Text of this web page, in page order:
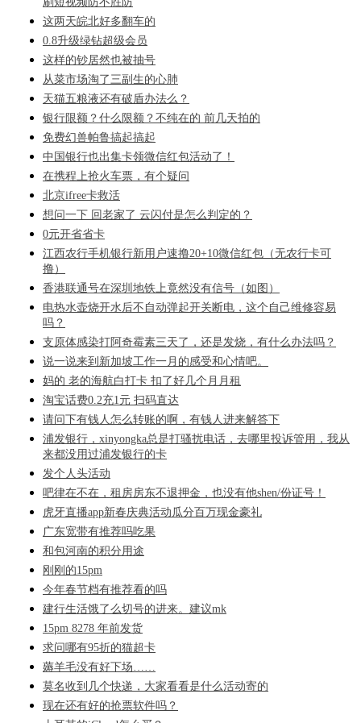
这两天皖北好多翻车的
0.8升级绿钻超级会员
这样的钞居然也被抽号
从菜市场淘了三副生的心肺
天猫五粮液还有破盾办法么？
银行限额？什么限额？不纯在的 前几天拍的
免费幻兽帕鲁搞起搞起
中国银行也出集卡领微信红包活动了！
在携程上抢火车票，有个疑问
北京ifree卡救活
想问一下 回老家了 云闪付是怎么判定的？
0元开省省卡
江西农行手机银行新用户速撸20+10微信红包（无农行卡可
撸）
香港联通号在深圳地铁上竟然没有信号（如图）
电热水壶烧开水后不自动弹起开关断电，这个自己维修容易
吗？
支原体感染打阿奇霉素三天了，还是发烧，有什么办法吗？
说一说来到新加坡工作一月的感受和心情吧。
妈的 老的海航白打卡 扣了好几个月月租
淘宝话费0.2充1元 扫码直达
请问下有钱人怎么转账的啊，有钱人进来解答下
浦发银行，xinyongka总是打骚扰电话，去哪里投诉管用，我从
来都没用过浦发银行的卡
发个人头活动
吧律在不在，租房房东不退押金，也没有他shen/份证号！
虎牙直播app新春庆典活动瓜分百万现金豪礼
广东宽带有推荐吗吃果
和包河南的积分用途
刚刚的15pm
今年春节档有推荐看的吗
建行生活饿了么切号的进来。建议mk
15pm 8278 年前发货
求问哪有95折的猫超卡
薅羊毛没有好下场……
莫名收到几个快递，大家看看是什么活动寄的
现在还有好的抢票软件吗？